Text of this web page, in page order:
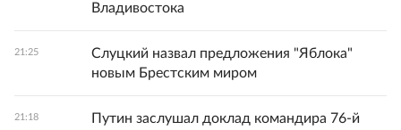
Владивостока
21:25
Слуцкий назвал предложения "Яблока"
новым Брестским миром
21:18
Путин заслушал доклад командира 76-й